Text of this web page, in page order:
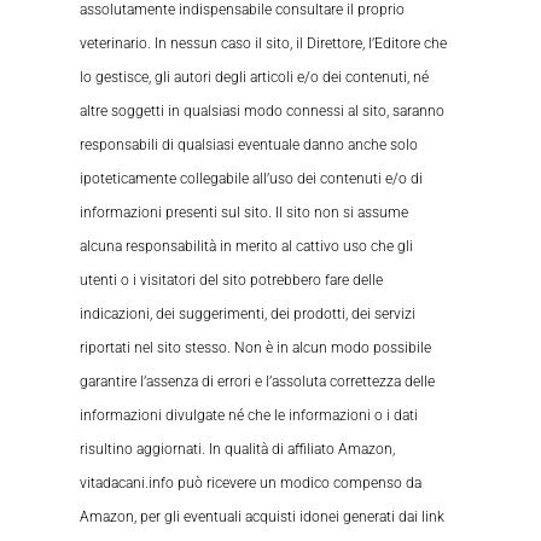
assolutamente indispensabile consultare il proprio
veterinario. In nessun caso il sito, il Direttore, l’Editore che
lo gestisce, gli autori degli articoli e/o dei contenuti, né
altre soggetti in qualsiasi modo connessi al sito, saranno
responsabili di qualsiasi eventuale danno anche solo
ipoteticamente collegabile all’uso dei contenuti e/o di
informazioni presenti sul sito. Il sito non si assume
alcuna responsabilità in merito al cattivo uso che gli
utenti o i visitatori del sito potrebbero fare delle
indicazioni, dei suggerimenti, dei prodotti, dei servizi
riportati nel sito stesso. Non è in alcun modo possibile
garantire l’assenza di errori e l’assoluta correttezza delle
informazioni divulgate né che le informazioni o i dati
risultino aggiornati. In qualità di affiliato Amazon,
vitadacani.info può ricevere un modico compenso da
Amazon, per gli eventuali acquisti idonei generati dai link